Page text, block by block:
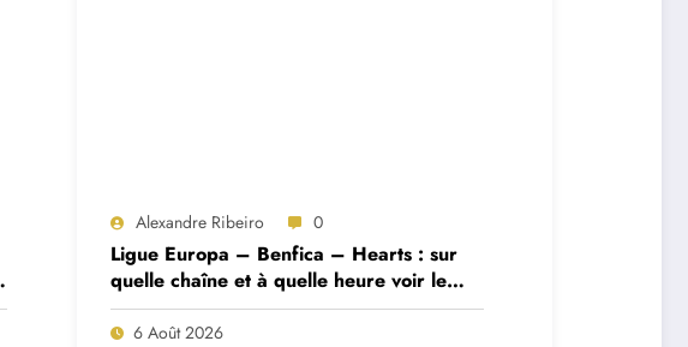
Alexandre Ribeiro 0
Ligue Europa – Benfica – Hearts : sur
quelle chaîne et à quelle heure voir le
match ?
6 Août 2026